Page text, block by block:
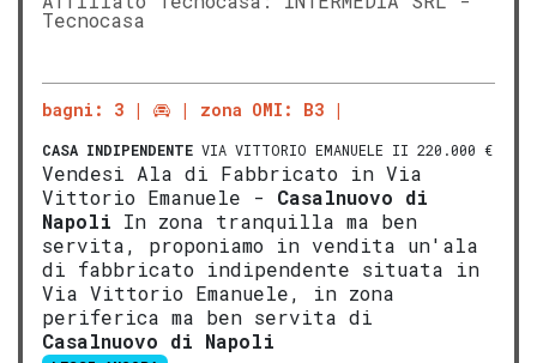
Tecnocasa
bagni: 3 zona OMI: B3
CASA INDIPENDENTE VIA VITTORIO EMANUELE II 220.000 €
Vendesi Ala di Fabbricato in Via
Vittorio Emanuele - Casalnuovo di
Napoli In zona tranquilla ma ben
servita, proponiamo in vendita un'ala
di fabbricato indipendente situata in
Via Vittorio Emanuele, in zona
periferica ma ben servita di
Casalnuovo di Napoli